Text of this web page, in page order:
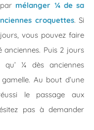
mélanger ¼ de sa
croquettes. Si
vous pouvez faire
anciennes. Puis 2 jours
¼ dès anciennes
Au bout d’une
le passage aux
pas à demander